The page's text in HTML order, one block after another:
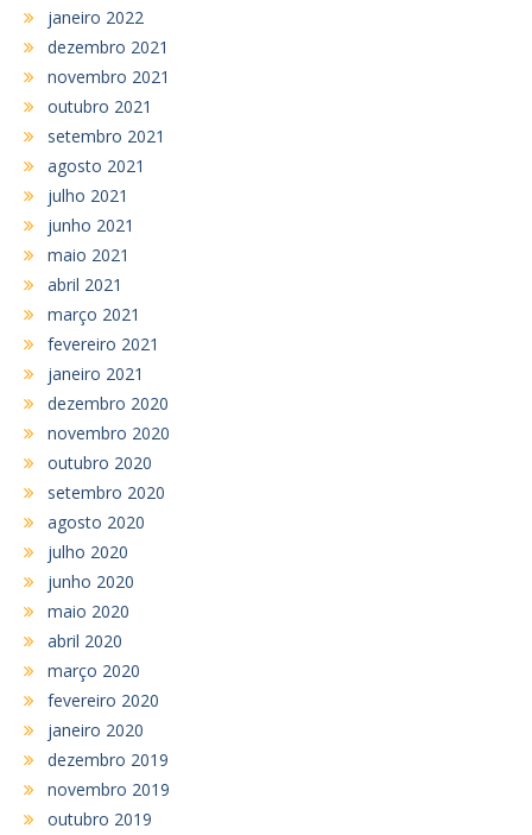
janeiro 2022
dezembro 2021
novembro 2021
outubro 2021
setembro 2021
agosto 2021
julho 2021
junho 2021
maio 2021
abril 2021
março 2021
fevereiro 2021
janeiro 2021
dezembro 2020
novembro 2020
outubro 2020
setembro 2020
agosto 2020
julho 2020
junho 2020
maio 2020
abril 2020
março 2020
fevereiro 2020
janeiro 2020
dezembro 2019
novembro 2019
outubro 2019